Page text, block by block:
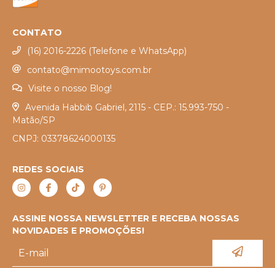
CONTATO
(16) 2016-2226 (Telefone e WhatsApp)
contato@mimootoys.com.br
Visite o nosso Blog!
Avenida Habbib Gabriel, 2115 - CEP.: 15.993-750 -
Matão/SP
CNPJ: 03378624000135
REDES SOCIAIS
ASSINE NOSSA NEWSLETTER E RECEBA NOSSAS
NOVIDADES E PROMOÇÕES!